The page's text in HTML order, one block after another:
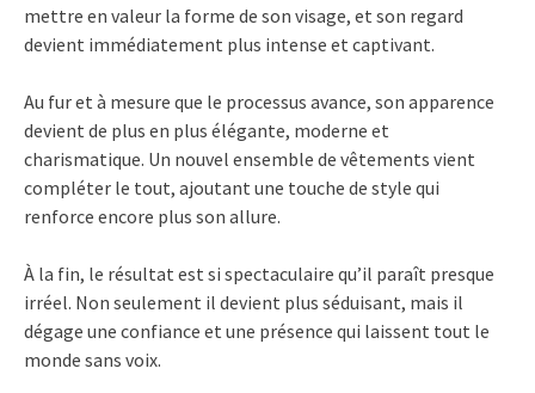
mettre en valeur la forme de son visage, et son regard
devient immédiatement plus intense et captivant.
Au fur et à mesure que le processus avance, son apparence
devient de plus en plus élégante, moderne et
charismatique. Un nouvel ensemble de vêtements vient
compléter le tout, ajoutant une touche de style qui
renforce encore plus son allure.
À la fin, le résultat est si spectaculaire qu’il paraît presque
irréel. Non seulement il devient plus séduisant, mais il
dégage une confiance et une présence qui laissent tout le
monde sans voix.